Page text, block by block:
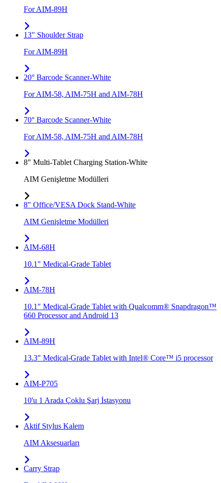
For AIM-89H
13" Shoulder Strap
For AIM-89H
20° Barcode Scanner-White
For AIM-58, AIM-75H and AIM-78H
70° Barcode Scanner-White
For AIM-58, AIM-75H and AIM-78H
8" Multi-Tablet Charging Station-White
AIM Genişletme Modülleri
8" Office/VESA Dock Stand-White
AIM Genişletme Modülleri
AIM-68H
10.1" Medical-Grade Tablet
AIM-78H
10.1" Medical-Grade Tablet with Qualcomm® Snapdragon™
660 Processor and Android 13
AIM-89H
13.3" Medical-Grade Tablet with Intel® Core™ i5 processor
AIM-P705
10'u 1 Arada Çoklu Şarj İstasyonu
Aktif Stylus Kalem
AIM Aksesuarları
Carry Strap